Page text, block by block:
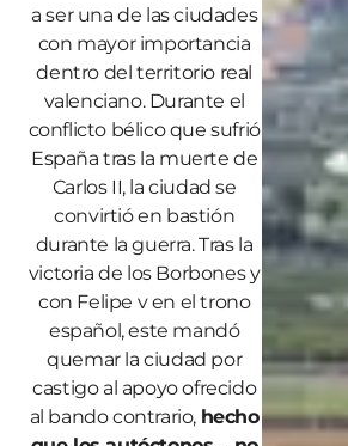
a ser una de las ciudades
con mayor importancia
dentro del territorio real
valenciano. Durante el
conflicto bélico que sufrió
España tras la muerte de
Carlos II, la ciudad se
convirtió en bastión
durante la guerra. Tras la
victoria de los Borbones y
con Felipe v en el trono
español, este mandó
quemar la ciudad por
castigo al apoyo ofrecido
al bando contrario, hecho